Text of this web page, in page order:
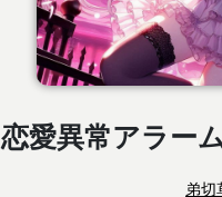
恋愛異常アラー
弟切